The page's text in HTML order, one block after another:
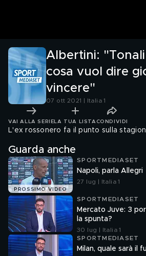
Albertini:
cosa vuol dire
vincere"
07 ott 2021 | Italia 1
VAI ALLA SERIE LA TUA LISTA CONDIVIDI
L'ex rossonero fa il punto sulla
Guarda anche
PROSSIMO VIDEO
SPORTMEDIASET
Napoli, parla Allegri
27 lug | Italia 1
SPORTMEDIASET
Mercato Juve: 3
la spunta?
30 lug | Italia 1
SPORTMEDIASET
Milan, quale sarà il